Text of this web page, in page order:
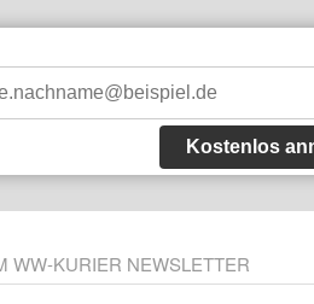
Kostenlos
WW-KURIER NEWSLETTER